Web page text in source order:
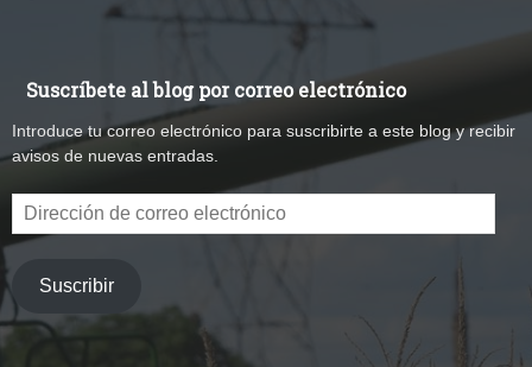
Suscríbete al blog por correo electrónico
Introduce tu correo electrónico para suscribirte a este blog y recibir
avisos de nuevas entradas.
Dirección
de
electrónico
Suscribir